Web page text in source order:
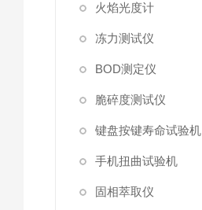
火焰光度计
冻力测试仪
BOD测定仪
脆碎度测试仪
键盘按键寿命试验机
手机扭曲试验机
固相萃取仪